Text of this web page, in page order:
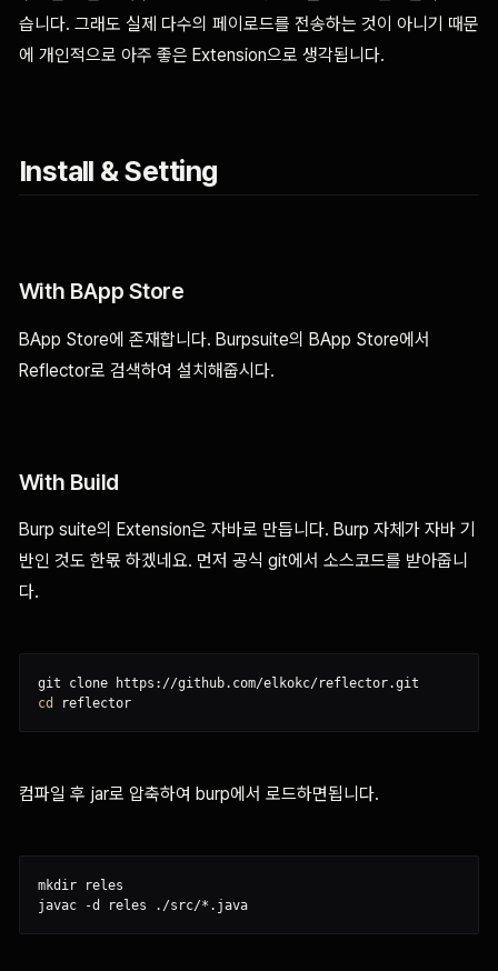
습니다. 그래도 실제 다수의 페이로드를 전송하는 것이 아니기 때문
에 개인적으로 아주 좋은 Extension으로 생각됩니다.
Install & Setting
With BApp Store
BApp Store에 존재합니다. Burpsuite의 BApp Store에서
Reflector로 검색하여 설치해줍시다.
With Build
Burp suite의 Extension은 자바로 만듭니다. Burp 자체가 자바 기
반인 것도 한몫 하겠네요. 먼저 공식 git에서 소스코드를 받아줍니
다.
cd
컴파일 후 jar로 압축하여 burp에서 로드하면됩니다.
mkdir reles